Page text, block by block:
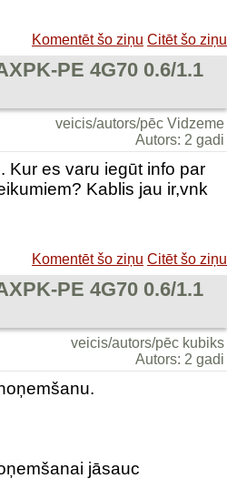
Komentēt šo ziņu Citēt šo ziņu
PE 4G70 0.6/1.1
veicis/autors/pēc Vidzeme
Autors: 2 gadi
Kur es varu iegūt info par
Kablis jau ir,vnk
Komentēt šo ziņu Citēt šo ziņu
PE 4G70 0.6/1.1
veicis/autors/pēc kubiks
Autors: 2 gadi
jāsauc